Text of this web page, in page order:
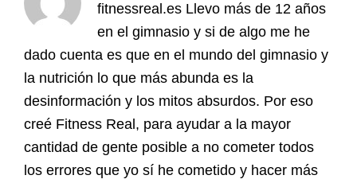
fitnessreal.es Llevo más de 12 años
en el gimnasio y si de algo me he
dado cuenta es que en el mundo del gimnasio y
la nutrición lo que más abunda es la
desinformación y los mitos absurdos. Por eso
creé Fitness Real, para ayudar a la mayor
cantidad de gente posible a no cometer todos
los errores que yo sí he cometido y hacer más